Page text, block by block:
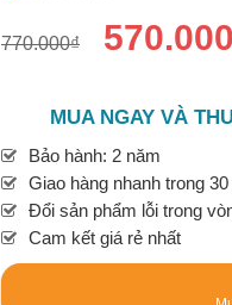
770.000₫
MUA NGAY VÀ
Bảo hành: 2 năm
Giao hàng nhanh trong
Đổi sản phẩm lỗi trong
Cam kết giá rẻ nhất